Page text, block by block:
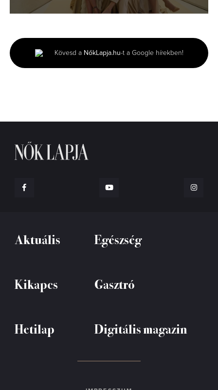
43
seconds
Kövesd a NőkLapja.hu-t a Google hírekben!
Aktuális Egészség
Kikapcs Gasztró
Hetilap Digitális magazin